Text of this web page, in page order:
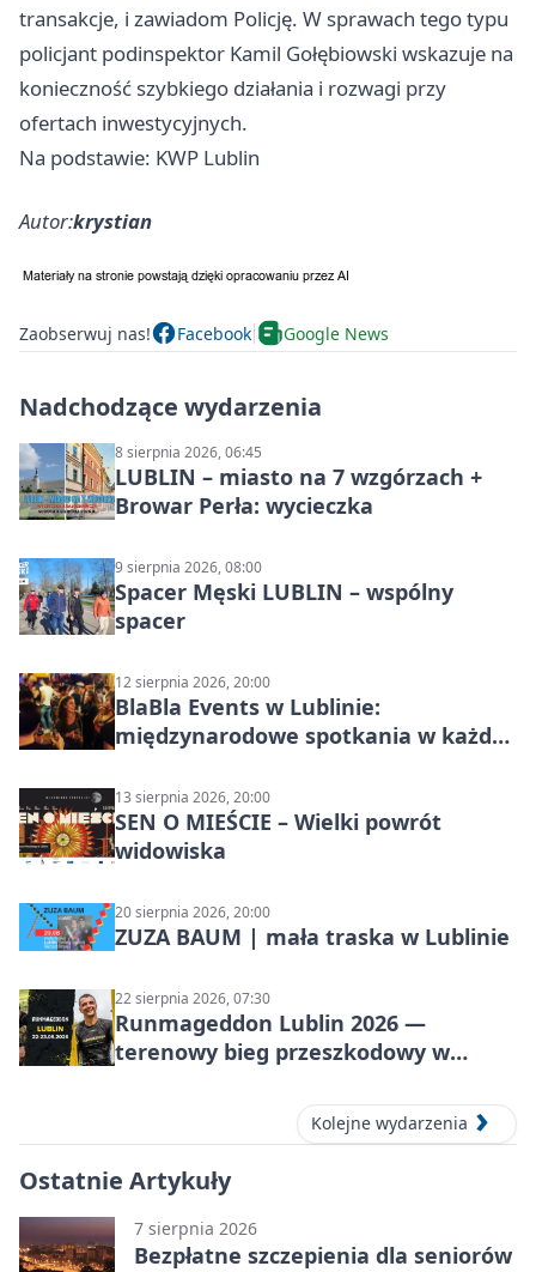
transakcje, i zawiadom Policję. W sprawach tego typu
policjant podinspektor Kamil Gołębiowski wskazuje na
konieczność szybkiego działania i rozwagi przy
ofertach inwestycyjnych.
Na podstawie: KWP Lublin
Autor:krystian
Zaobserwuj nas! Facebook Google News
Nadchodzące wydarzenia
8 sierpnia 2026, 06:45
LUBLIN – miasto na 7 wzgórzach +
Browar Perła: wycieczka
9 sierpnia 2026, 08:00
Spacer Męski LUBLIN – wspólny
spacer
12 sierpnia 2026, 20:00
BlaBla Events w Lublinie:
międzynarodowe spotkania w każdą
13 sierpnia 2026, 20:00
SEN O MIEŚCIE – Wielki powrót
widowiska
20 sierpnia 2026, 20:00
ZUZA BAUM | mała traska w Lublinie
22 sierpnia 2026, 07:30
Runmageddon Lublin 2026 —
terenowy bieg przeszkodowy w
Kolejne wydarzenia
Ostatnie Artykuły
7 sierpnia 2026
Bezpłatne szczepienia dla seniorów